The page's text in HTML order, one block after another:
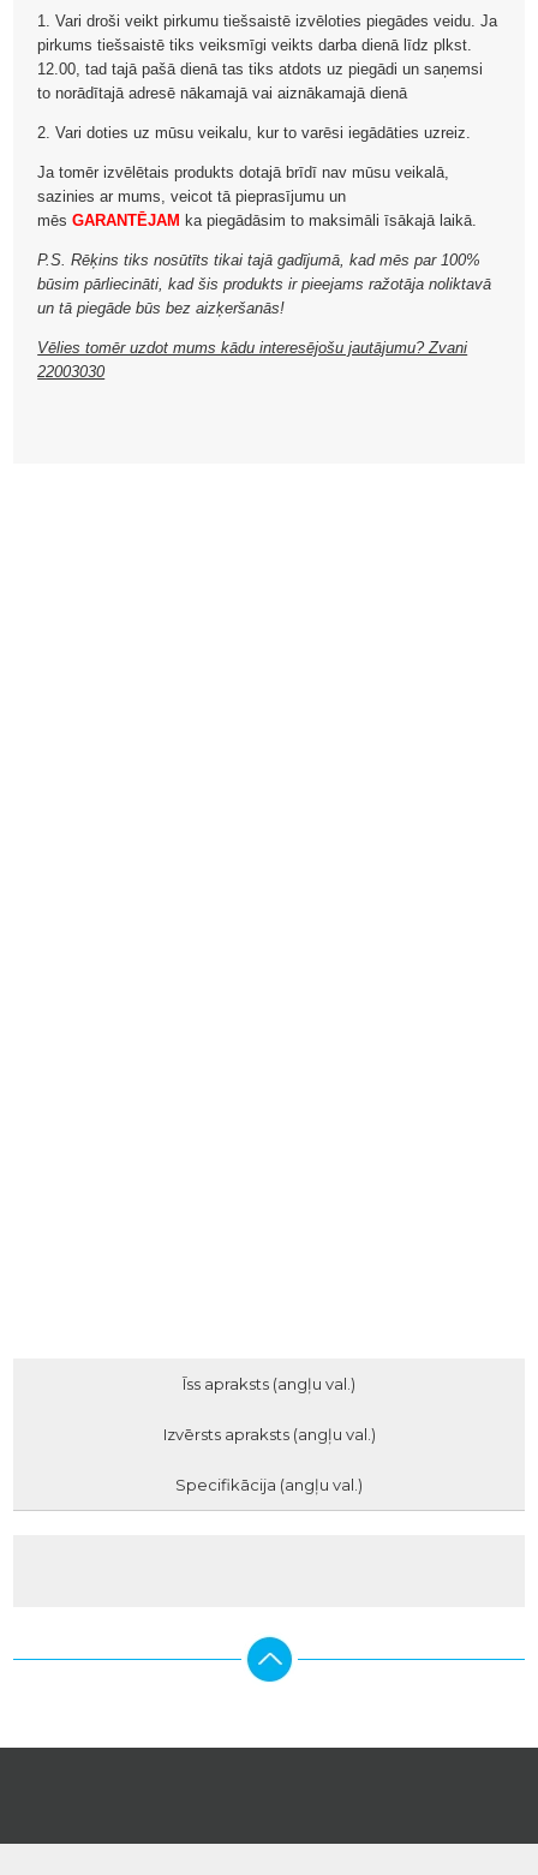
1. Vari droši veikt pirkumu tiešsaistē izvēloties piegādes veidu. Ja
pirkums tiešsaistē tiks veiksmīgi veikts darba dienā līdz plkst.
12.00, tad tajā pašā dienā tas tiks atdots uz piegādi un saņemsi
to norādītajā adresē nākamajā vai aiznākamajā dienā
2. Vari doties uz mūsu veikalu, kur to varēsi iegādāties uzreiz.
Ja tomēr izvēlētais produkts dotajā brīdī nav mūsu veikalā,
sazinies ar mums, veicot tā pieprasījumu un
mēsGARANTĒJAM ka piegādāsim to maksimāli īsākajā laikā.
P.S. Rēķins tiks nosūtīts tikai tajā gadījumā, kad mēs par 100%
būsim pārliecināti, kad šis produkts ir pieejams ražotāja noliktavā
un tā piegāde būs bez aizķeršanās!
Vēlies tomēr uzdot mums kādu interesējošu jautājumu? Zvani
22003030
Īss apraksts (angļu val.)
Izvērsts apraksts (angļu val.)
Specifikācija (angļu val.)